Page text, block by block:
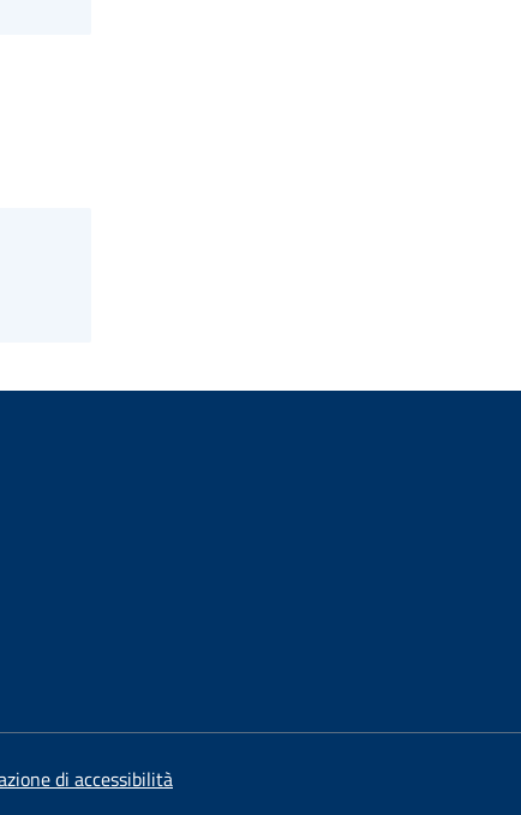
di accessibilità